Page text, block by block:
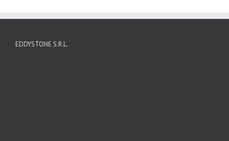
EDDYSTONE S.R.L.